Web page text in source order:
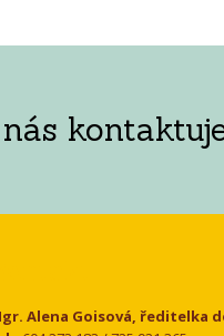
Alena Goisová, ředitelka